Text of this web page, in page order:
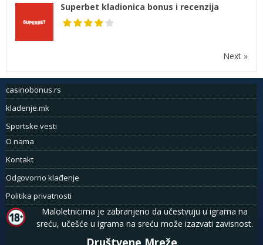
Superbet kladionica bonus i recenzija
Next »
casinobonus.rs
kladenje.mk
Sportske vesti
O nama
Kontakt
Odgovorno klađenje
Politika privatnosti
Maloletnicima je zabranjeno da učestvuju u igrama na
sreću, učešće u igrama na sreću može izazvati zavisnost.
Društvene Mreže